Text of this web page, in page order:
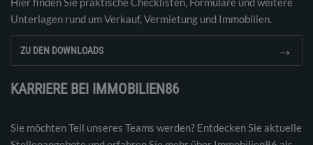
Unterlagen rund um Verkauf, Vermietung und Immobilien.
ZU DEN DOWNLOADS →
KARRIERE BEI IMMOBILIEN86
Sie möchten Teil unseres Teams werden? Entdecken Sie aktuelle